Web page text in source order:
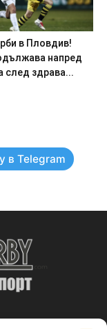
в Пловдив!
напред
след здрава...
в Telegram